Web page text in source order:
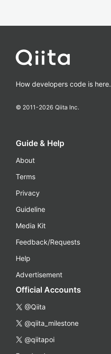
How developers code is here.
© 2011-2026 Qiita Inc.
Guide & Help
About
Terms
Privacy
Guideline
Media Kit
Feedback/Requests
Help
Advertisement
Official Accounts
@Qiita
@qiita_milestone
@qiitapoi